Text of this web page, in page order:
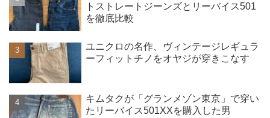
トストレートジーンズとリーバイス501
を徹底比較
ユニクロの名作、ヴィンテージレギュラ
ーフィットチノをオヤジが穿きこなす
キムタクが「グランメゾン東京」で穿い
たリーバイス501XXを購入した男